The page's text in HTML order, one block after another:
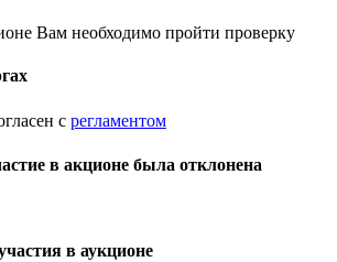
Вам необходимо пройти проверку
с регламентом
в акционе была отклонена
в аукционе